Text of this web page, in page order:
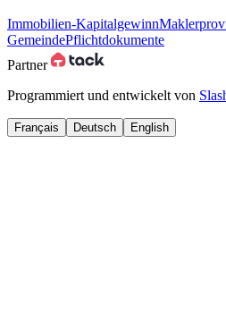
Immobilien-Kapitalgewinn
GemeindePflichtdokumente
Partner
Programmiert und entwickelt von
Français Deutsch English